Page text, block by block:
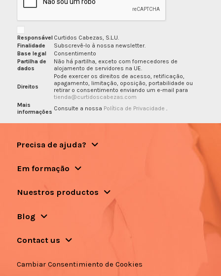
Responsável Curtidos Cabezas, S.L.U.
Finalidade
Subscrevê-lo à nossa newsletter.
Base legal
Consentimento
Partilha de
dados
Não há partilha, exceto com fornecedores de
alojamento de servidores na UE.
Direitos
Pode exercer os direitos de acesso, retificação,
apagamento, limitação, oposição, portabilidade ou
retirar o consentimento enviando um e-mail para
tienda@curtidoscabezas.com
Mais
informações Consulte a nossa Política de Privacidade .
Precisa de ajuda?
Em formação
Nuestros productos
Blog
Contact us
Cambiar Consentimiento de Cookies